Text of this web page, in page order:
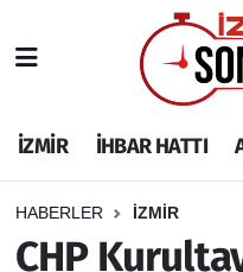
İZMİR İHBAR HATTI
HABERLER İZMİR
CHP
İHBAR HATTI
DEPREM
İzmir Nöbetçi
İzmir Hava
İzmir Namaz